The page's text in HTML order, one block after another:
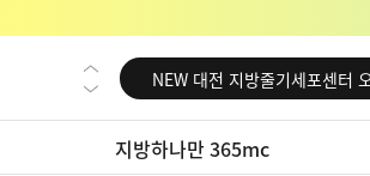
NEW 교대 지방줄기세포센터
NEW 대전 지방줄기세포센터
NEW 노원 지방줄기세포센터
NEW 미국 LA점 오픈
지방하나만 365mc